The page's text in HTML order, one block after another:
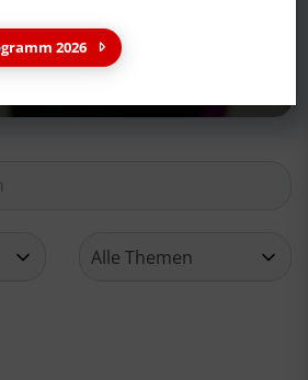
deinem Verein
2026